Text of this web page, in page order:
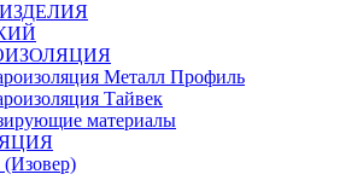
Металл Профиль
Тайвек
материалы